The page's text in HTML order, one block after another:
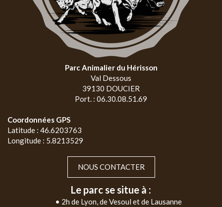
Parc Animalier du Hérisson
Val Dessous
39130 DOUCIER
Port. : 06.30.08.51.69
Coordonnées GPS
Latitude : 46.6203763
Longitude : 5.8213529
NOUS CONTACTER
Le parc se situe à :
• 2h de Lyon, de Vesoul et de Lausanne